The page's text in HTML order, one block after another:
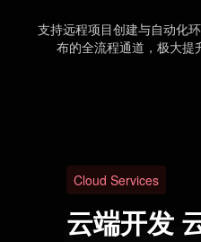
支持远程项目创建与自动化
布的全流程通道，极大提
Cloud Services
云端开发